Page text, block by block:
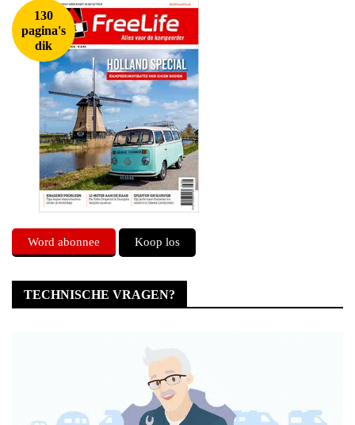
130
pagina's
dik
Word abonnee Koop los
TECHNISCHE VRAGEN?